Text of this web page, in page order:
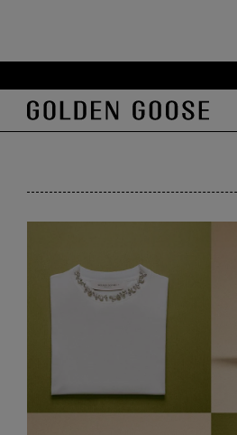
기
본
콘
로
건
꼬
리
말
츠
로
여성 선물
127개 제품